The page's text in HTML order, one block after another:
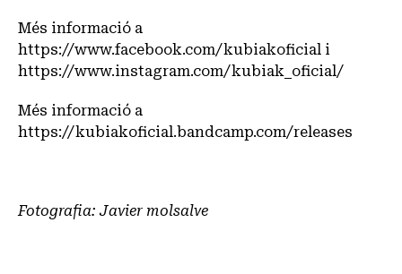
Més informació a
https://www.facebook.com/kubiakoficial i
https://www.instagram.com/kubiak_oficial/
Més informació a
https://kubiakoficial.bandcamp.com/releases
Fotografia: Javier molsalve